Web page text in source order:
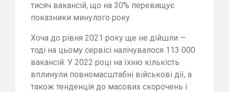
тисяч вакансій, що на 30% перевищує
показники минулого року.
Хоча до рівня 2021 року ще не дійшли —
тоді на цьому сервісі налічувалося 113 000
вакансій. У 2022 році на їхню кількість
вплинули повномасштабні військові дії, а
також тенденція до масових скорочень і